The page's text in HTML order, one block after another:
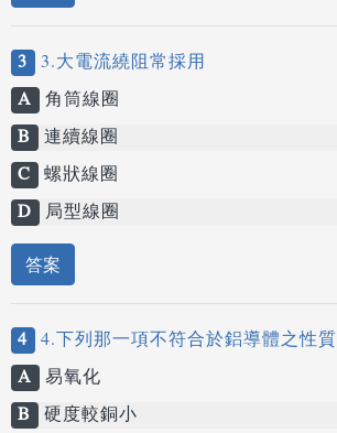
3 3.大電流繞阻常採用
A 角筒線圈
B 連續線圈
C 螺狀線圈
D 局型線圈
答案
4 4.下列那一項不符合於鋁導體之性質
A 易氧化
B 硬度較銅小